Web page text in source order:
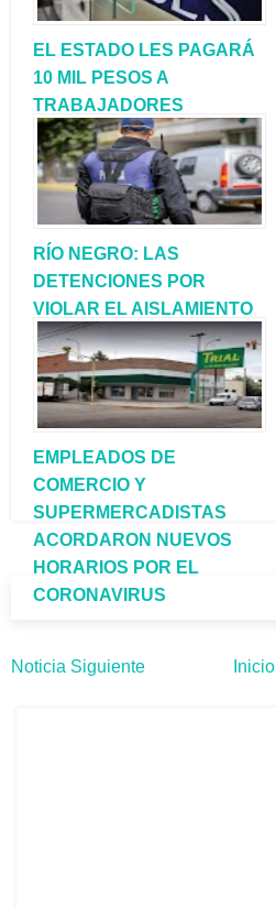
EL ESTADO LES PAGARÁ
10 MIL PESOS A
TRABAJADORES
INFORMALES Y
MONOTRIBUTISTAS
RÍO NEGRO: LAS
DETENCIONES POR
VIOLAR EL AISLAMIENTO
LLEGARON A 206
EMPLEADOS DE
COMERCIO Y
SUPERMERCADISTAS
ACORDARON NUEVOS
HORARIOS POR EL
CORONAVIRUS
Noticia Siguiente Inicio